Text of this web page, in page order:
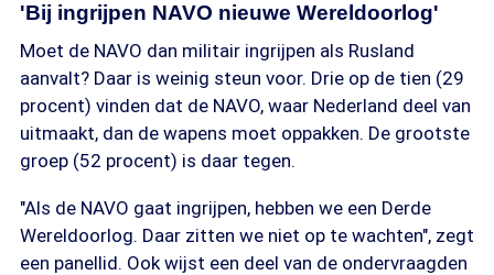
'Bij ingrijpen NAVO nieuwe Wereldoorlog'
Moet de NAVO dan militair ingrijpen als Rusland
aanvalt? Daar is weinig steun voor. Drie op de tien (29
procent) vinden dat de NAVO, waar Nederland deel van
uitmaakt, dan de wapens moet oppakken. De grootste
groep (52 procent) is daar tegen.
"Als de NAVO gaat ingrijpen, hebben we een Derde
Wereldoorlog. Daar zitten we niet op te wachten", zegt
een panellid. Ook wijst een deel van de ondervraagden